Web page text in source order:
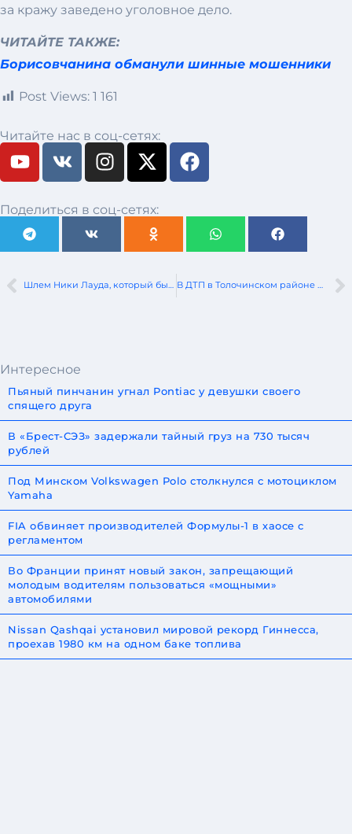
за кражу заведено уголовное дело.
ЧИТАЙТЕ ТАКЖЕ:
Борисовчанина обманули шинные мошенники
Post Views: 1 161
Читайте нас в соц-сетях:
Поделиться в соц-сетях:
Шлем Ники Лауда, который был на нем время аварии на Нюрбургринге, выставят на аукцион В ДТП в Толочинском районе погибла пассажир
Интересное
Пьяный пинчанин угнал Pontiac у девушки своего
спящего друга
В «Брест-СЭЗ» задержали тайный груз на 730 тысяч
рублей
Под Минском Volkswagen Polo столкнулся с мотоциклом
Yamaha
FIA обвиняет производителей Формулы-1 в хаосе с
регламентом
Во Франции принят новый закон, запрещающий
молодым водителям пользоваться «мощными»
автомобилями
Nissan Qashqai установил мировой рекорд Гиннесса,
проехав 1980 км на одном баке топлива